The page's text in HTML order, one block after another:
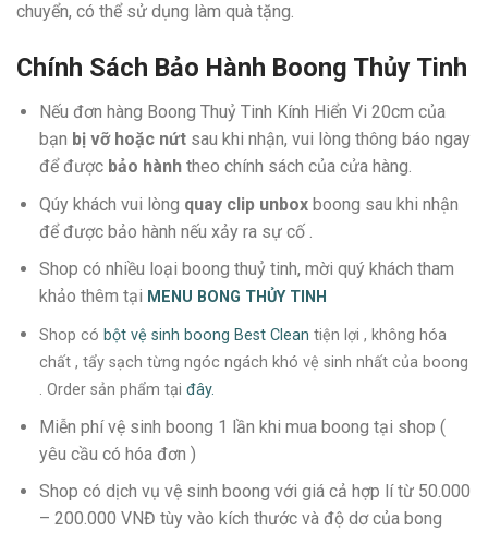
chuyển, có thể sử dụng làm quà tặng.
Chính Sách Bảo Hành Boong Thủy Tinh
Nếu đơn hàng Boong Thuỷ Tinh Kính Hiển Vi 20cm của
bạn bị vỡ hoặc nứtsau khi nhận, vui lòng thông báo ngay
để được bảo hànhtheo chính sách của cửa hàng.
Qúy khách vui lòng quay clip unboxboong sau khi nhận
để được bảo hành nếu xảy ra sự cố .
Shop có nhiều loại boong thuỷ tinh, mời quý khách tham
khảo thêm tại MENU BONG THỦY TINH
Shop có bột vệ sinh boong Best Clean tiện lợi , không hóa
chất , tẩy sạch từng ngóc ngách khó vệ sinh nhất của boong
. Order sản phẩm tại đây.
Miễn phí vệ sinh boong 1 lần khi mua boong tại shop (
yêu cầu có hóa đơn )
Shop có dịch vụ vệ sinh boong với giá cả hợp lí từ 50.000
– 200.000 VNĐ tùy vào kích thước và độ dơ của bong